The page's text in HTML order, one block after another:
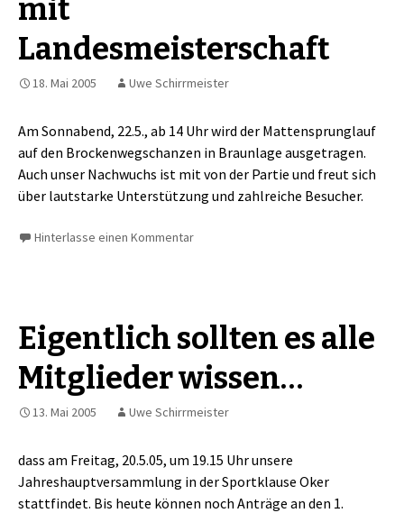
mit
Landesmeisterschaft
18. Mai 2005 Uwe Schirrmeister
Am Sonnabend, 22.5., ab 14 Uhr wird der Mattensprunglauf
auf den Brockenwegschanzen in Braunlage ausgetragen.
Auch unser Nachwuchs ist mit von der Partie und freut sich
über lautstarke Unterstützung und zahlreiche Besucher.
Hinterlasse einen Kommentar
Eigentlich sollten es alle
Mitglieder wissen…
13. Mai 2005 Uwe Schirrmeister
dass am Freitag, 20.5.05, um 19.15 Uhr unsere
Jahreshauptversammlung in der Sportklause Oker
stattfindet. Bis heute können noch Anträge an den 1.